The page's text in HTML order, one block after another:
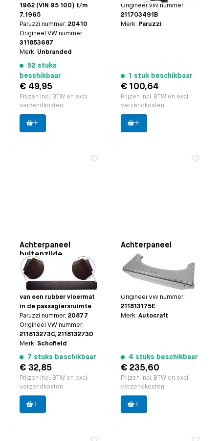
1962 (VIN 95 100) t/m
7.1965
Paruzzi nummer: 20410
Origineel VW nummer:
311853687
Merk: Unbranded
52 stuks
beschikbaar
€ 49,95
Prijzen incl. BTW en excl.
verzendkosten
Origineel VW nummer:
211703491B
Merk: Paruzzi
1 stuk beschikbaar
€ 100,64
Prijzen incl. BTW en excl.
verzendkosten
Achterpaneel
buitenzijde
Toepasbaar op
Bus 8.1971
t/m 7.1979 | Opmerking:
| Voor wagens voorzien
van een rubber vloermat
in de passagiersruimte
Paruzzi nummer: 20877
Origineel VW nummer:
211813273C, 211813273D
Merk: Schofield
7 stuks beschikbaar
€ 32,85
Prijzen incl. BTW en excl.
verzendkosten
Achterpaneel
compleet
Toepasbaar opBus
8.1967 t/m 7.1971
Paruzzi nummer:26696
Origineel VW nummer:
211813175E
Merk:Autocraft
4 stuks beschikbaar
€ 235,60
Prijzen incl. BTW en excl.
verzendkosten